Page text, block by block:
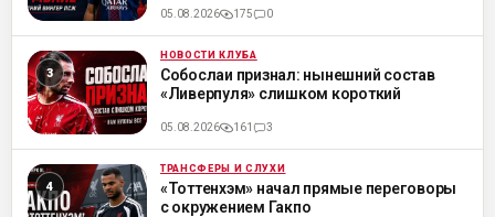
05.08.2026 175 0
ML НОВОСТИ КЛУБА
Собослаи признал: нынешний состав
«Ливерпуля» слишком короткий
05.08.2026 161 3
ML ТРАНСФЕРЫ И СЛУХИ
«Тоттенхэм» начал прямые переговоры
с окружением Гакпо